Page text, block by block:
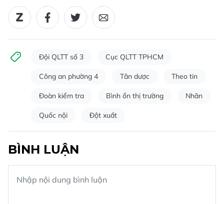
Đội QLTT số 3 Cục QLTT TPHCM
Công an phường 4 Tân dược Theo tin
Đoàn kiểm tra Bình ổn thị trường Nhãn
Quốc nội Đột xuất
BÌNH LUẬN